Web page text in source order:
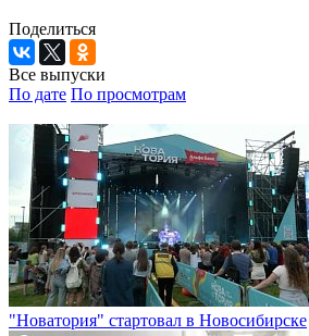
Поделиться
Все выпуски
По дате По просмотрам
"Новатория" стартовал в Новосибирске